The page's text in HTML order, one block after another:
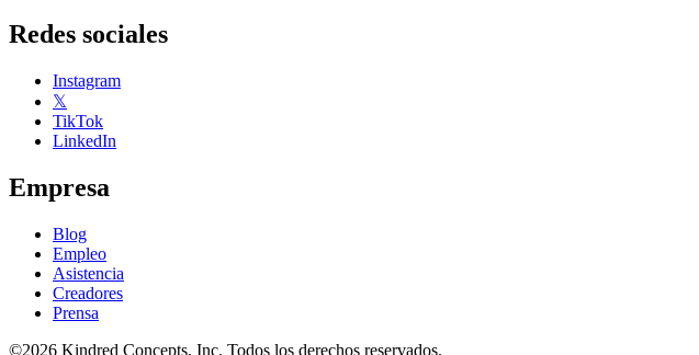
Redes sociales
Instagram
𝕏
TikTok
LinkedIn
Empresa
Blog
Empleo
Asistencia
Creadores
Prensa
©2026 Kindred Concepts, Inc. Todos los derechos reservados.